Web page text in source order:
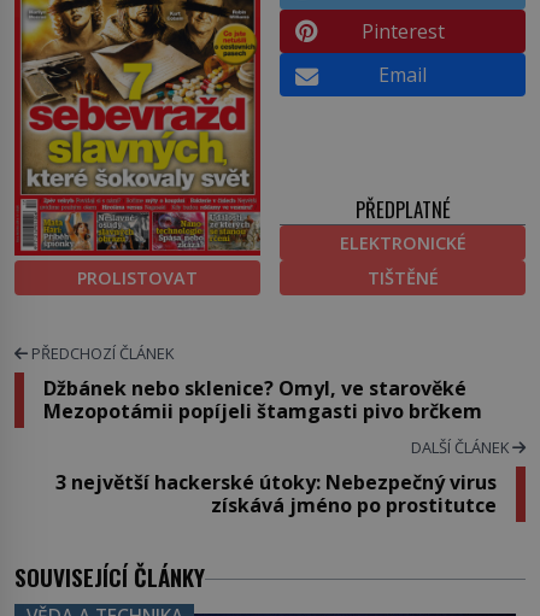
PROLISTOVAT
Pinterest
Email
PŘEDPLATNÉ
ELEKTRONICKÉ
TIŠTĚNÉ
PŘEDCHOZÍ ČLÁNEK
Džbánek nebo sklenice? Omyl, ve starověké
Mezopotámii popíjeli štamgasti pivo brčkem
DALŠÍ ČLÁNEK
3 největší hackerské útoky: Nebezpečný virus
získává jméno po prostitutce
SOUVISEJÍCÍ ČLÁNKY